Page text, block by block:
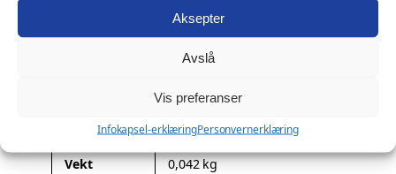
Aksepter
Avslå
Vis preferanser
Infokapsel-erklæringPersonvernerklæring
k
l
Ønsker du profilering?
Denne modellen kan leveres med firmalogo eller
Tilleggsinformasjon
A
Vekt 0,042 kg